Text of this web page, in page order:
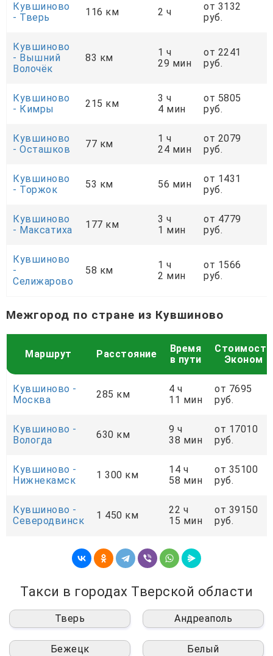
Кувшиново
- Тверь
116 км 2 ч
от 3132
руб.
Кувшиново
- Вышний
Волочёк
83 км
1 ч
29 мин
от 2241
руб.
Кувшиново
- Кимры
215 км
3 ч
4 мин
от 5805
руб.
Кувшиново
- Осташков
77 км
1 ч
24 мин
от 2079
руб.
Кувшиново
- Торжок
53 км 56 мин
от 1431
руб.
Кувшиново
- Максатиха
177 км
3 ч
1 мин
от 4779
руб.
Кувшиново
-
Селижарово
58 км
1 ч
2 мин
от 1566
руб.
Межгород по стране из Кувшиново
Маршрут Расстояние
Время
в пути
Стоимость
Эконом
Кувшиново -
Москва
285 км
4 ч
11 мин
от 7695
руб.
Кувшиново -
Вологда
630 км
9 ч
38 мин
от 17010
руб.
Кувшиново -
Нижнекамск
1 300 км
14 ч
58 мин
от 35100
руб.
Кувшиново -
Северодвинск
1 450 км
22 ч
15 мин
от 39150
руб.
Такси в городах Тверской области
Тверь Андреаполь
Бежецк Белый